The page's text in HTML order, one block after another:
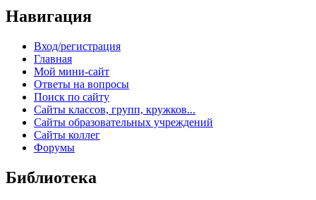
Навигация
Вход/регистрация
Главная
Мой мини-сайт
Ответы на вопросы
Поиск по сайту
Сайты классов, групп, кружков...
Сайты образовательных учреждений
Сайты коллег
Форумы
Библиотека